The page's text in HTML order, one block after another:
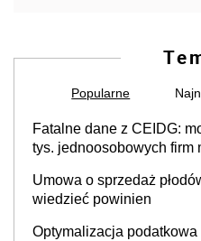
Popularne
Fatalne dane z CEIDG:
tys. jednoosobowych firm
Umowa o sprzedaż
wiedzieć powinien
Optymalizacja